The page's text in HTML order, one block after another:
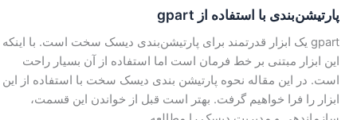
پارتیشن‌بندی با استفاده از gpart
gpart یک ابزار قدرتمند برای پارتیشن‌بندی دیسک سخت است. با اینکه
این ابزار مبتنی بر خط فرمان است اما استفاده از آن بسیار راحت
است. در این مقاله نحوه پارتیشن بندی دیسک سخت با استفاده از این
ابزار را فرا خواهیم گرفت. بهتر است قبل از خواندن این قسمت،